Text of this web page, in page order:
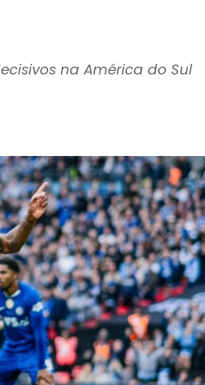
na América do Sul